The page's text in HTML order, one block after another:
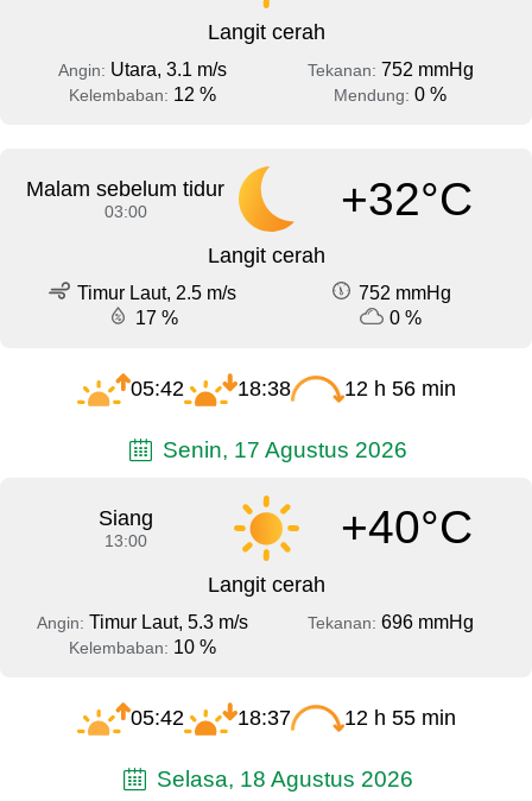
Langit cerah
Angin: Utara, 3.1 m/s Tekanan: 752 mmHg
Kelembaban: 12 % Mendung: 0 %
Malam sebelum tidur
03:00 +32°C
Langit cerah
Timur Laut, 2.5 m/s
752 mmHg
17 %
0 %
05:42 18:38 12 h 56 min
Senin, 17 Agustus 2026
Siang
13:00 +40°C
Langit cerah
Angin: Timur Laut, 5.3 m/s Tekanan: 696 mmHg
Kelembaban: 10 %
05:42 18:37 12 h 55 min
Selasa, 18 Agustus 2026